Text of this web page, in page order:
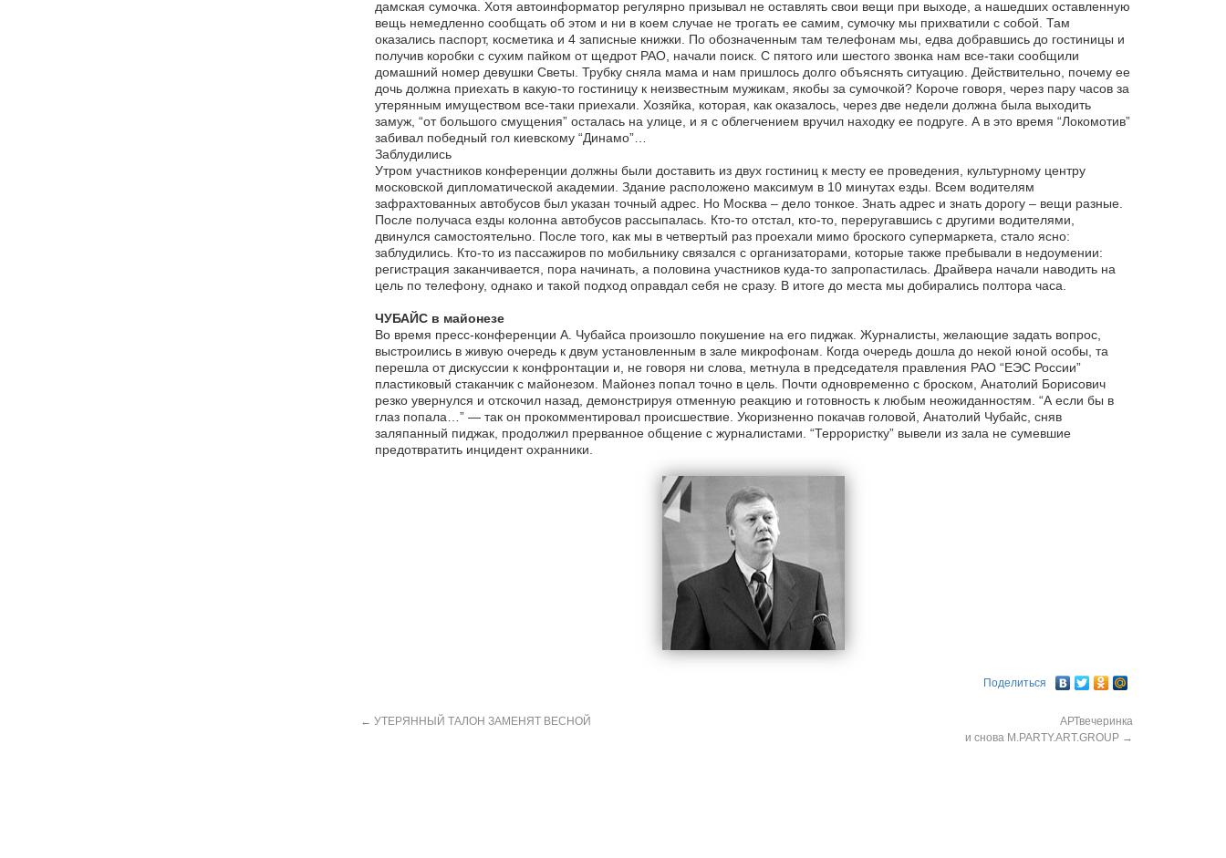
дамская сумочка. Хотя автоинформатор регулярно призывал не оставлять свои вещи при выходе, а нашедших оставленную
вещь немедленно сообщать об этом и ни в коем случае не трогать ее самим, сумочку мы прихватили с собой. Там
оказались паспорт, косметика и 4 записные книжки. По обозначенным там телефонам мы, едва добравшись до гостиницы и
получив коробки с сухим пайком от щедрот РАО, начали поиск. С пятого или шестого звонка нам все-таки сообщили
домашний номер девушки Светы. Трубку сняла мама и нам пришлось долго объяснять ситуацию. Действительно, почему ее
дочь должна приехать в какую-то гостиницу к неизвестным мужикам, якобы за сумочкой? Короче говоря, через пару часов за
утерянным имуществом все-таки приехали. Хозяйка, которая, как оказалось, через две недели должна была выходить
замуж, “от большого смущения” осталась на улице, и я с облегчением вручил находку ее подруге. А в это время “Локомотив”
забивал победный гол киевскому “Динамо”…
Заблудились
Утром участников конференции должны были доставить из двух гостиниц к месту ее проведения, культурному центру
московской дипломатической академии. Здание расположено максимум в 10 минутах езды. Всем водителям
зафрахтованных автобусов был указан точный адрес. Но Москва – дело тонкое. Знать адрес и знать дорогу – вещи разные.
После получаса езды колонна автобусов рассыпалась. Кто-то отстал, кто-то, переругавшись с другими водителями,
двинулся самостоятельно. После того, как мы в четвертый раз проехали мимо броского супермаркета, стало ясно:
заблудились. Кто-то из пассажиров по мобильнику связался с организаторами, которые также пребывали в недоумении:
регистрация заканчивается, пора начинать, а половина участников куда-то запропастилась. Драйвера начали наводить на
цель по телефону, однако и такой подход оправдал себя не сразу. В итоге до места мы добирались полтора часа.
ЧУБАЙС в майонезе
Во время пресс-конференции А. Чубайса произошло покушение на его пиджак. Журналисты, желающие задать вопрос,
выстроились в живую очередь к двум установленным в зале микрофонам. Когда очередь дошла до некой юной особы, та
перешла от дискуссии к конфронтации и, не говоря ни слова, метнула в председателя правления РАО “ЕЭС России”
пластиковый стаканчик с майонезом. Майонез попал точно в цель. Почти одновременно с броском, Анатолий Борисович
резко увернулся и отскочил назад, демонстрируя отменную реакцию и готовность к любым неожиданностям. “А если бы в
глаз попала…” — так он прокомментировал происшествие. Укоризненно покачав головой, Анатолий Чубайс, сняв
заляпанный пиджак, продолжил прерванное общение с журналистами. “Террористку” вывели из зала не сумевшие
предотвратить инцидент охранники.
Поделиться
← УТЕРЯННЫЙ ТАЛОН ЗАМЕНЯТ ВЕСНОЙ
АРТвечеринка
и снова М.PARTY.ART.GROUP →